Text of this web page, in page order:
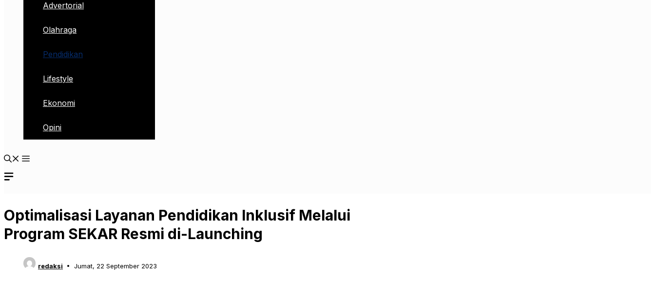
Advertorial
Olahraga
Pendidikan
Lifestyle
Ekonomi
Opini
Optimalisasi Layanan Pendidikan Inklusif Melalui
Program SEKAR Resmi di-Launching
redaksi Jumat, 22 September 2023